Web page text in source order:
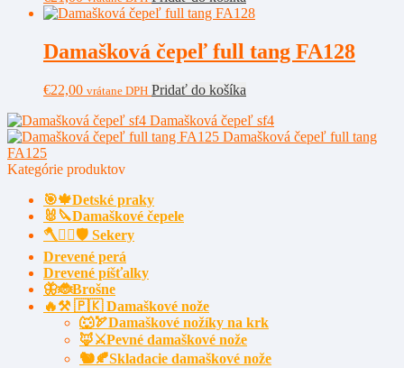
Damašková čepeľ full tang FA128
€22,00 vrátane DPH Pridať do košíka
Damašková čepeľ sf4
Damašková čepeľ full tang
FA125
Kategórie produktov
🎯🍁Detské praky
🐰🔪Damaškové čepele
🪓🧔‍♂️🛡️ Sekery
Drevené perá
Drevené píšťalky
🦋🐞Brošne
🔥⚒️ 🇵🇰 Damaškové nože
🐺🏹Damaškové nožíky na krk
🦊⚔️Pevné damaškové nože
🐿️🍂Skladacie damaškové nože